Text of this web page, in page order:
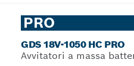
PRO
GDS 18V-1050 HC PRO
Avvitatori a massa